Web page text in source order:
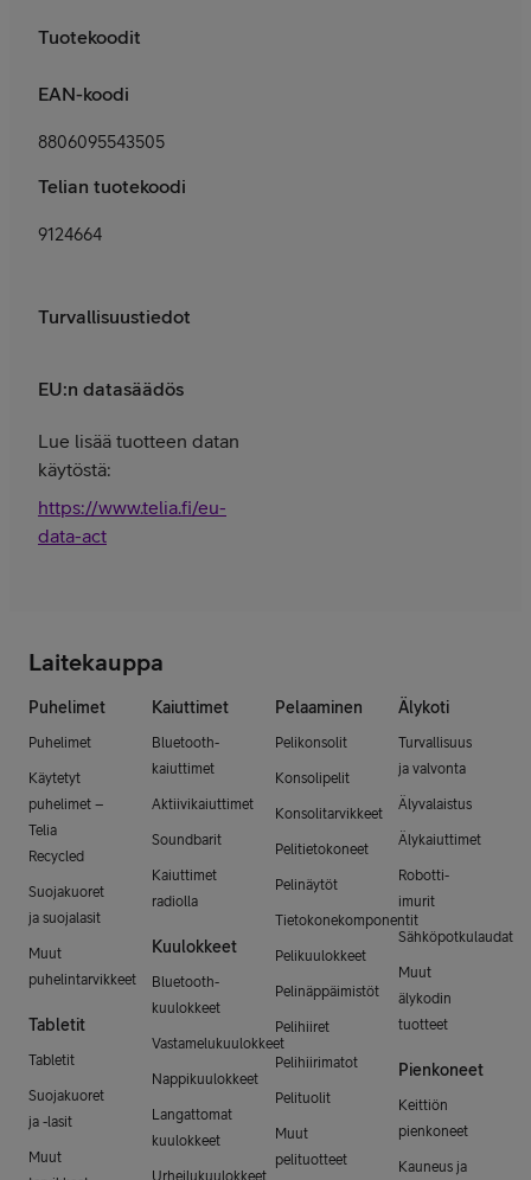
Tuotekoodit
EAN-koodi
8806095543505
Telian tuotekoodi
9124664
Turvallisuustiedot
EU:n datasäädös
Lue lisää tuotteen datan
käytöstä:
https://www.telia.fi/eu-
data-act
Laitekauppa
Puhelimet
Puhelimet
Käytetyt
puhelimet –
Telia
Recycled
Suojakuoret
ja suojalasit
Muut
puhelintarvikkeet
Tabletit
Tabletit
Suojakuoret
ja -lasit
Muut
Kaiuttimet
Bluetooth-
kaiuttimet
Aktiivikaiuttimet
Soundbarit
Kaiuttimet
radiolla
Kuulokkeet
Bluetooth-
kuulokkeet
Vastamelukuulokkeet
Nappikuulokkeet
Langattomat
kuulokkeet
Urheilukuulokkeet
Pelaaminen
Pelikonsolit
Konsolipelit
Konsolitarvikkeet
Pelitietokoneet
Pelinäytöt
Tietokonekomponentit
Pelikuulokkeet
Pelinäppäimistöt
Pelihiiret
Pelihiirimatot
Pelituolit
Muut
pelituotteet
Älykoti
Turvallisuus
ja valvonta
Älyvalaistus
Älykaiuttimet
Robotti-
imurit
Sähköpotkulaudat
Muut
älykodin
tuotteet
Pienkoneet
Keittiön
pienkoneet
Kauneus ja